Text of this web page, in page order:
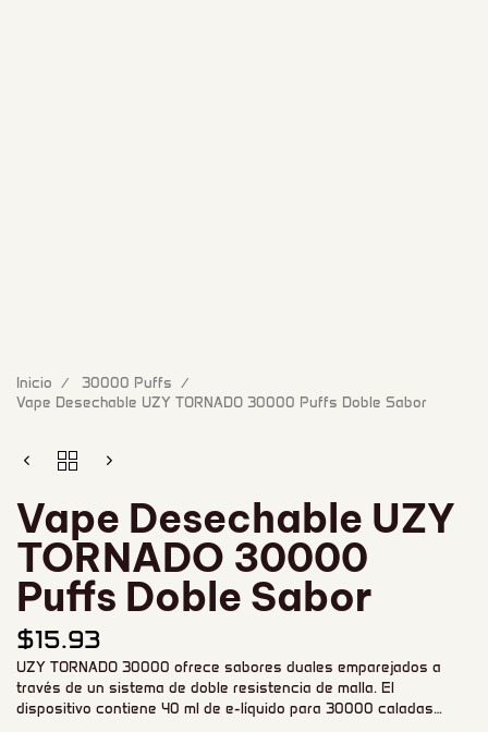
Inicio
30000 Puffs
Vape Desechable UZY TORNADO 30000 Puffs Doble Sabor
Vape Desechable UZY
TORNADO 30000
Puffs Doble Sabor
$15.93
UZY TORNADO 30000 ofrece sabores duales emparejados a
través de un sistema de doble resistencia de malla. El
dispositivo contiene 40 ml de e-líquido para 30000 caladas